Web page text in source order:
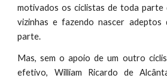
motivados os ciclistas de toda parte
vizinhas e fazendo nascer adeptos
parte.
Mas, sem o apoio de um outro
efetivo, ‭William Ricardo de